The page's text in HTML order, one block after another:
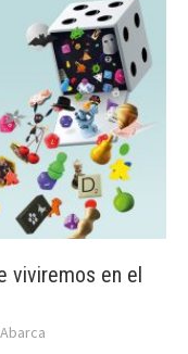
viviremos en el